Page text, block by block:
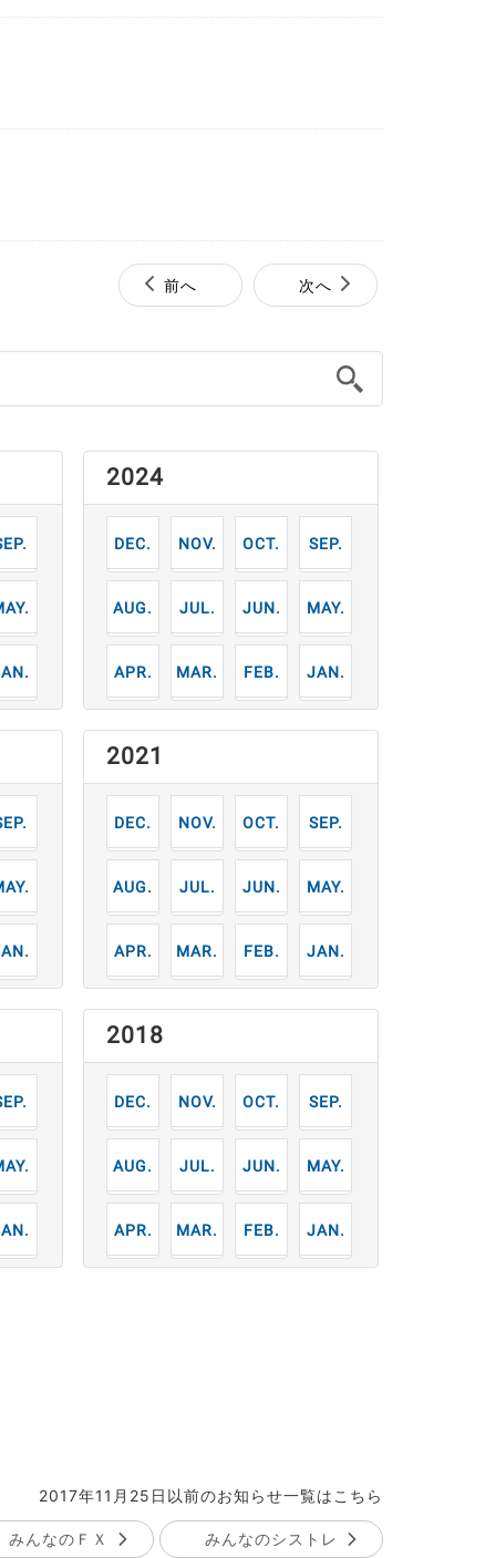
前へ 次へ
月
月
月
2024
12月 11月 10月 9月
8月 7月 6月 5月
4月 3月 2月 1月
月
月
月
2021
12月 11月 10月 9月
8月 7月 6月 5月
4月 3月 2月 1月
月
月
月
2018
12月 11月 10月 9月
8月 7月 6月 5月
4月 3月 2月 1月
2017年11月25日以前のお知らせ一覧はこちら
みんなのＦＸ みんなのシストレ